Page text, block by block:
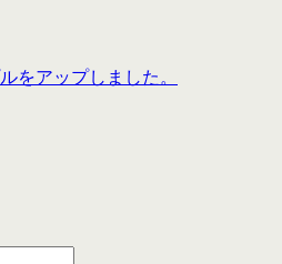
をアップしました。